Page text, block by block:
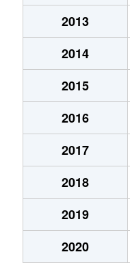
月寒西１条
月寒西２条
月寒西３条
月寒西３条
月寒西３条
月寒西３条
月寒西４条
月寒西４条
2013
2014
2015
2016
2017
2018
2019
2020